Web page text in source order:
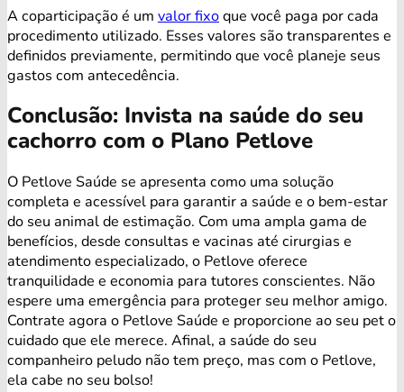
A coparticipação é um valor fixoque você paga por cada
procedimento utilizado. Esses valores são transparentes e
definidos previamente, permitindo que você planeje seus
gastos com antecedência.
Conclusão: Invista na saúde do seu
cachorro com o Plano Petlove
O Petlove Saúde se apresenta como uma solução
completa e acessível para garantir a saúde e o bem-estar
do seu animal de estimação. Com uma ampla gama de
benefícios, desde consultas e vacinas até cirurgias e
atendimento especializado, o Petlove oferece
tranquilidade e economia para tutores conscientes. Não
espere uma emergência para proteger seu melhor amigo.
Contrate agora o Petlove Saúde e proporcione ao seu pet o
cuidado que ele merece. Afinal, a saúde do seu
companheiro peludo não tem preço, mas com o Petlove,
ela cabe no seu bolso!